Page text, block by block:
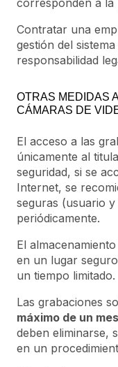
corresponden a la
Contratar una
gestión del
responsabilidad
OTRAS MEDIDAS
CÁMARAS DE
El acceso a las
únicamente al
seguridad, si se
Internet, se
seguras (usuario
periódicamente.
El
en un lugar
un tiempo limitado.
Las grabaciones
máximo de un mes
deben eliminarse,
en un